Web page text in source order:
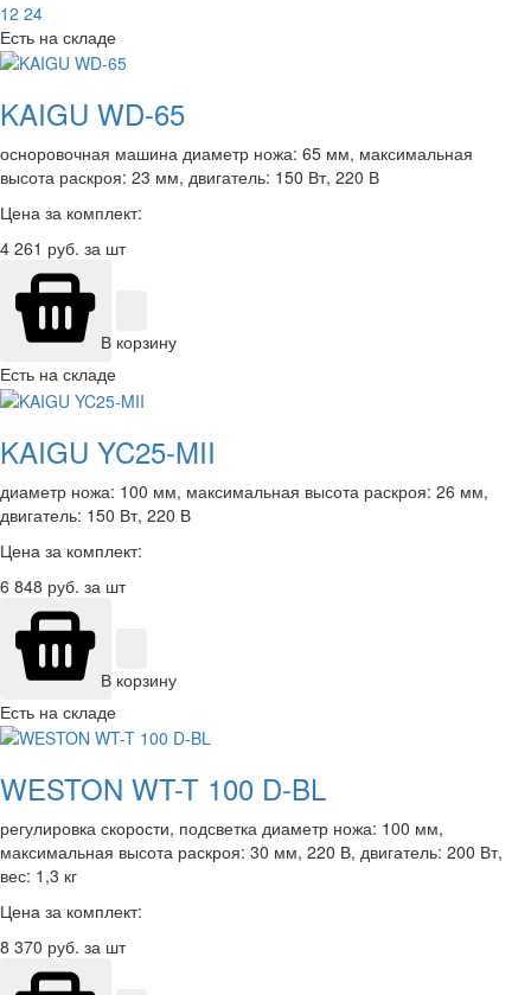
12 24
Есть на складе
KAIGU WD-65
осноровочная машина диаметр ножа: 65 мм, максимальная
высота раскроя: 23 мм, двигатель: 150 Вт, 220 В
Цена за комплект:
4 261 руб. за шт
В корзину
Есть на складе
KAIGU YC25-MII
диаметр ножа: 100 мм, максимальная высота раскроя: 26 мм,
двигатель: 150 Вт, 220 В
Цена за комплект:
6 848 руб. за шт
В корзину
Есть на складе
WESTON WT-T 100 D-BL
регулировка скорости, подсветка диаметр ножа: 100 мм,
максимальная высота раскроя: 30 мм, 220 В, двигатель: 200 Вт,
вес: 1,3 кг
Цена за комплект:
8 370 руб. за шт